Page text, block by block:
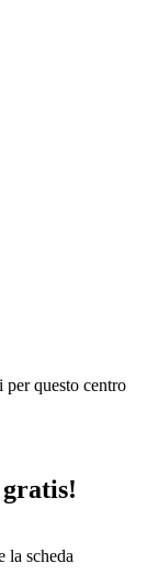
questo centro
la scheda